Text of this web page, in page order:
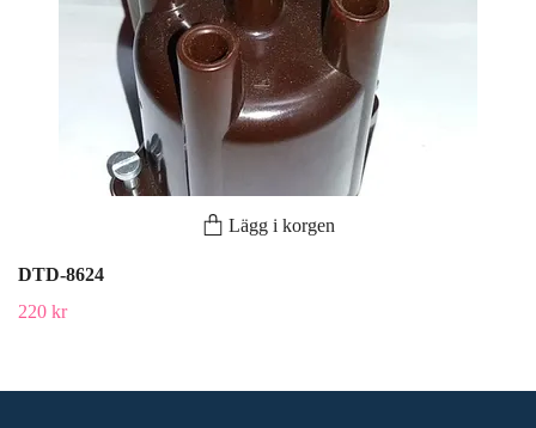
Lägg i korgen
DTD-8624
220 kr